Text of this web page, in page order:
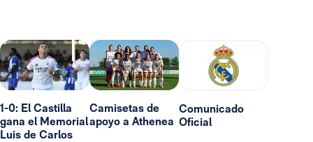
1-0: El Castilla
gana el Memorial
Luis de Carlos
Camisetas de
apoyo a Athenea
Comunicado
Oficial